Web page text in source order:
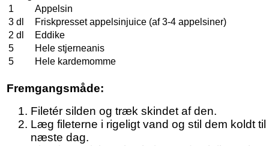
1
Appelsin
3 dl
Friskpresset appelsinjuice (af 3-4 appelsiner)
2 dl
Eddike
5
Hele stjerneanis
5
Hele kardemomme
Fremgangsmåde:
Filetér silden og træk skindet af den.
Læg fileterne i rigeligt vand og stil dem koldt til
næste dag.